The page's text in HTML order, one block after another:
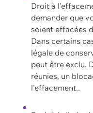
Droit à
demander que
soient effacées
Dans certains
légale de
peut être exclu.
réunies, un
l'effacement..